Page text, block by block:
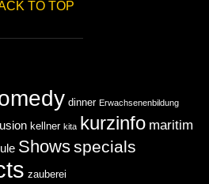
TO TOP
dinner Erwachsenenbildung
kellner kita kurzinfo maritim
Showsspecials
zauberei